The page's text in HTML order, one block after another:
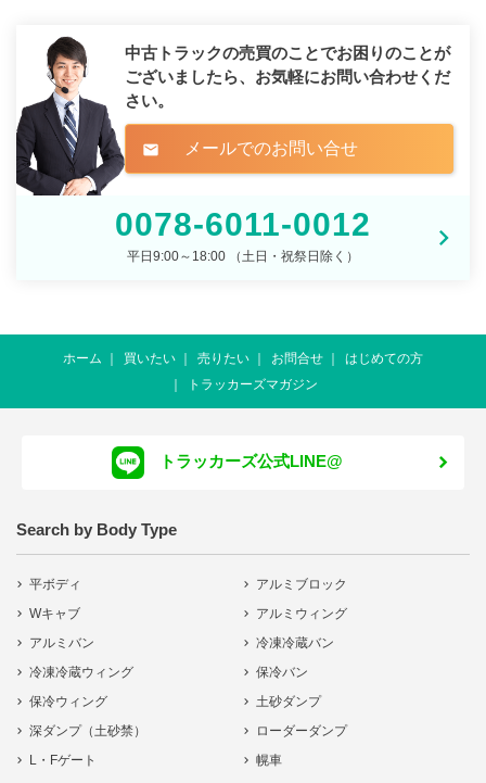
中古トラックの売買のことでお困りのことが
ございましたら、 お気軽にお問い合わせくだ
さい。
mail メールでのお問い合せ
0078-6011-0012
平日9:00～18:00 （土日・祝祭日除く）
ホーム 買いたい 売りたい お問合せ
はじめての方
トラッカーズマガジン
トラッカーズ公式LINE@
Search by Body Type
平ボディ
アルミブロック
Wキャブ
アルミウィング
アルミバン
冷凍冷蔵バン
冷凍冷蔵ウィング
保冷バン
保冷ウィング
土砂ダンプ
深ダンプ（土砂禁）
ローダーダンプ
L・Fゲート
幌車